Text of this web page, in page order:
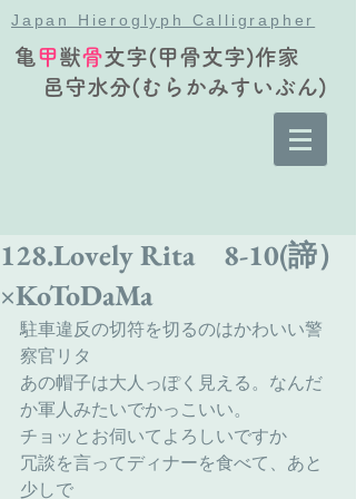
Japan Hieroglyph Calligrapher
亀甲獣骨文字(甲骨文字)作家
邑守水分(むらかみすいぶん)
128.Lovely Rita 8-10(諦）
×KoToDaMa
駐車違反の切符を切るのはかわいい警
察官リタ
あの帽子は大人っぽく見える。なんだ
か軍人みたいでかっこいい。
チョッとお伺いてよろしいですか
冗談を言ってディナーを食べて、あと
少しで